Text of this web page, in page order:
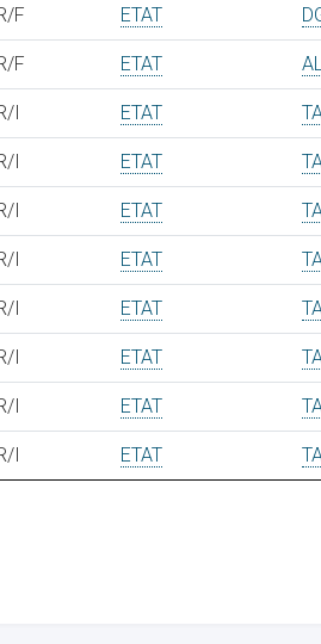
F ETAT
F ETAT
I ETAT
I ETAT
I ETAT
I ETAT
I ETAT
I ETAT
I ETAT
I ETAT